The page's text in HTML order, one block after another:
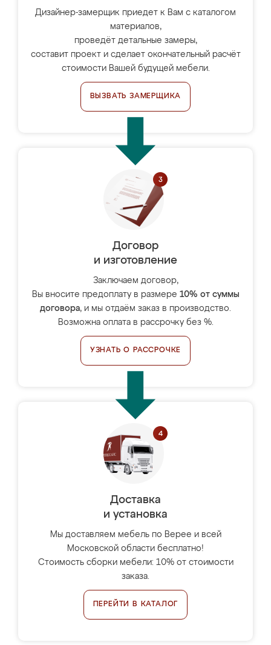
Дизайнер-замерщик приедет к Вам с каталогом
материалов,
проведёт детальные замеры,
составит проект и сделает окончательный расчёт
стоимости Вашей будущей мебели.
ВЫЗВАТЬ ЗАМЕРЩИКА
Договор
и изготовление
Заключаем договор,
Вы вносите предоплату в размере 10% от суммы
договора, и мы отдаём заказ в производство.
Возможна оплата в рассрочку без %.
УЗНАТЬ О РАССРОЧКЕ
Доставка
и установка
Мы доставляем мебель по Верее и всей
Московской области бесплатно!
Стоимость сборки мебели: 10% от стоимости
заказа.
ПЕРЕЙТИ В КАТАЛОГ